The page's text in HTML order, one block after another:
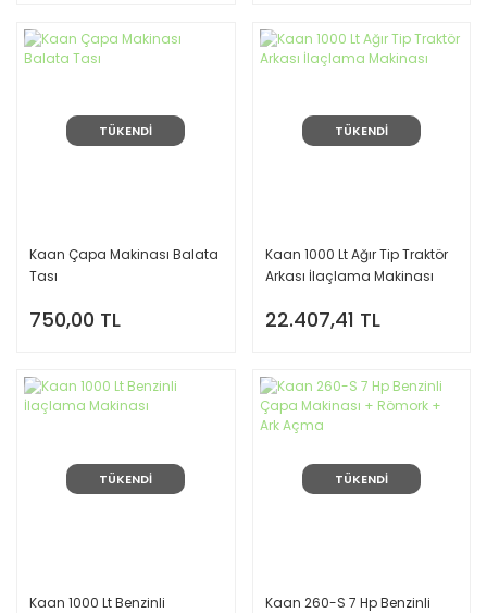
TÜKENDİ
Kaan Çapa Makinası Balata
Tası
750,00 TL
TÜKENDİ
Kaan 1000 Lt Ağır Tip Traktör
Arkası İlaçlama Makinası
22.407,41 TL
TÜKENDİ
Kaan 1000 Lt Benzinli
TÜKENDİ
Kaan 260-S 7 Hp Benzinli